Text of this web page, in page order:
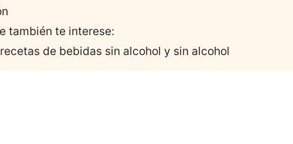
también te interese:
de bebidas sin alcohol y sin alcohol